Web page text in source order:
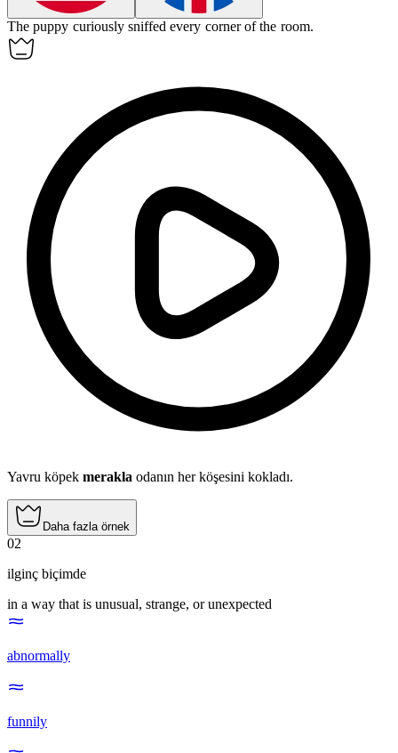
The puppy curiously sniffed every corner of the room.
Yavru köpek merakla odanın her köşesini kokladı.
Daha fazla örnek
02
ilginç biçimde
in a way that is unusual, strange, or unexpected
abnormally
funnily